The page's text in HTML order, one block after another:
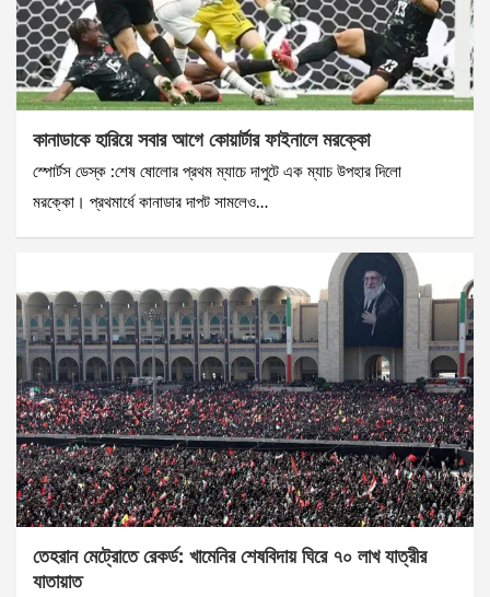
কানাডাকে হারিয়ে সবার আগে কোয়ার্টার ফাইনালে মরক্কো
স্পোর্টস ডেস্ক :শেষ ষোলোর প্রথম ম্যাচে দাপুটে এক ম্যাচ উপহার দিলো
মরক্কো। প্রথমার্ধে কানাডার দাপট সামলেও…
তেহরান মেট্রোতে রেকর্ড: খামেনির শেষবিদায় ঘিরে ৭০ লাখ যাত্রীর
যাতায়াত